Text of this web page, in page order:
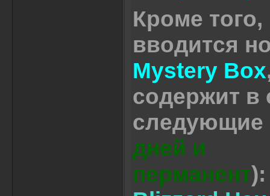
Кроме того,
вводится
Mystery Box
содержит в
дней и
перманент